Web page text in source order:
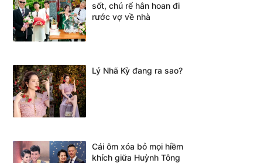
sốt, chú rể hân hoan đi
rước vợ về nhà
Lý Nhã Kỳ đang ra sao?
Cái ôm xóa bỏ mọi hiềm
khích giữa Huỳnh Tông